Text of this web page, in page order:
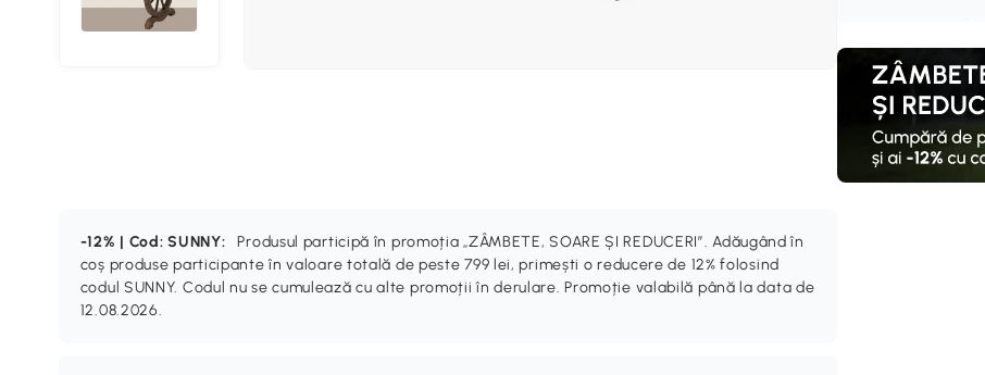
-12% | Cod: SUNNY:
Produsul participă în promoția „ZÂMBETE, SOARE ȘI REDUCERI”. Adăugând în
coș produse participante în valoare totală de peste 799 lei, primești o reducere de 12% folosind
codul SUNNY. Codul nu se cumulează cu alte promoții în derulare. Promoție valabilă până la data de
12.08.2026.